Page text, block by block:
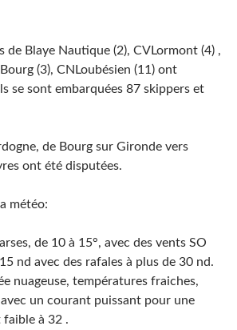
de Blaye Nautique (2), CVLormont (4) ,
(3), CNLoubésien (11) ont
se sont embarquées 87 skippers et
de Bourg sur Gironde vers
ont été disputées.
météo:
de 10 à 15°, avec des vents SO
nd avec des rafales à plus de 30 nd.
nuageuse, températures fraiches,
un courant puissant pour une
faible à 32 .